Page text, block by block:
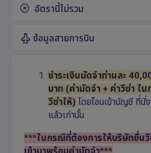
อัตรานี้ไม่รวม
ข้อมูลสายการบิน
ชำระเงินมัดจำท่านละ 40
บาท (ค่ามัดจำ + ค่าวีซ่า ใ
วีซ่าให้) โดยโอนเข้าบัญชี ที่นั่
แล้วเท่านั้น
***ในกรณีที่ต้องการให้บริษัทยื่นวี